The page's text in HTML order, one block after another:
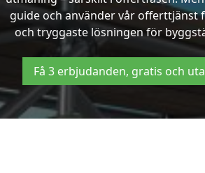
guide och använder vår offerttjänst
och tryggaste lösningen för
Få 3 erbjudanden, gratis och